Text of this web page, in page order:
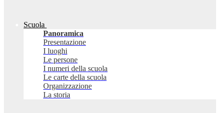
Scuola
Panoramica
Presentazione
I luoghi
Le persone
I numeri della scuola
Le carte della scuola
Organizzazione
La storia